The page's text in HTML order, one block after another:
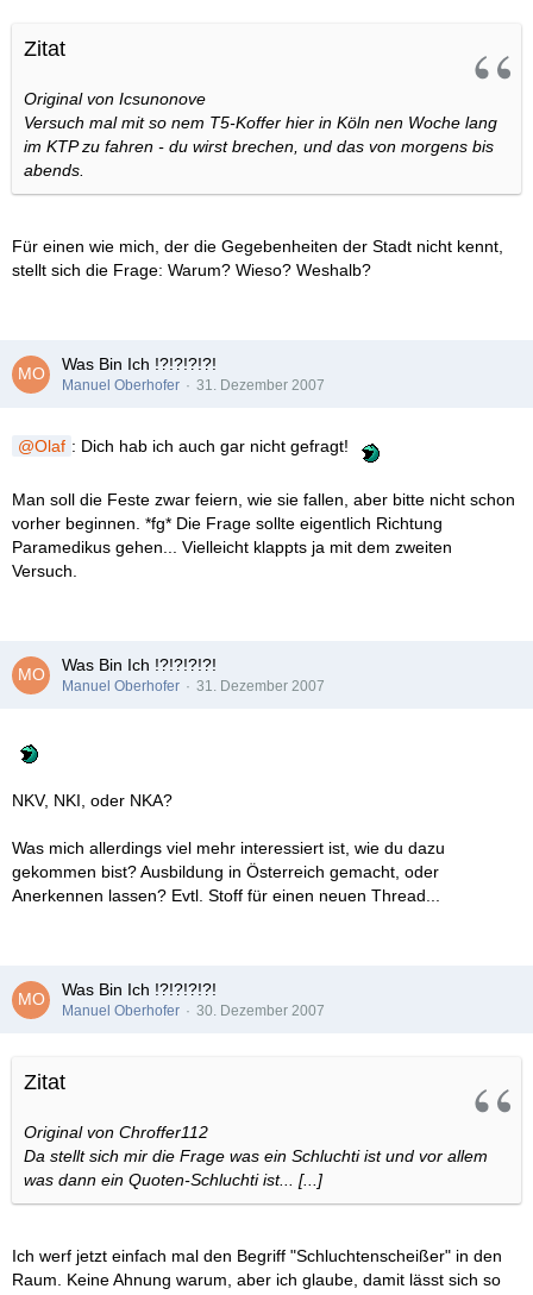
Zitat
Original von Icsunonove
Versuch mal mit so nem T5-Koffer hier in Köln nen Woche lang
im KTP zu fahren - du wirst brechen, und das von morgens bis
abends.
Für einen wie mich, der die Gegebenheiten der Stadt nicht kennt,
stellt sich die Frage: Warum? Wieso? Weshalb?
Was Bin Ich !?!?!?!?!
Manuel Oberhofer 31. Dezember 2007
Olaf : Dich hab ich auch gar nicht gefragt!
Man soll die Feste zwar feiern, wie sie fallen, aber bitte nicht schon
vorher beginnen. *fg* Die Frage sollte eigentlich Richtung
Paramedikus gehen... Vielleicht klappts ja mit dem zweiten
Versuch.
Was Bin Ich !?!?!?!?!
Manuel Oberhofer 31. Dezember 2007
NKV, NKI, oder NKA?
Was mich allerdings viel mehr interessiert ist, wie du dazu
gekommen bist? Ausbildung in Österreich gemacht, oder
Anerkennen lassen? Evtl. Stoff für einen neuen Thread...
Was Bin Ich !?!?!?!?!
Manuel Oberhofer 30. Dezember 2007
Zitat
Original von Chroffer112
Da stellt sich mir die Frage was ein Schluchti ist und vor allem
was dann ein Quoten-Schluchti ist... [...]
Ich werf jetzt einfach mal den Begriff "Schluchtenscheißer" in den
Raum. Keine Ahnung warum, aber ich glaube, damit lässt sich so